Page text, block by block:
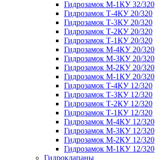
Гидрозамок М-1КУ 32/320
Гидрозамок Т-4КУ 20/320
Гидрозамок Т-3КУ 20/320
Гидрозамок Т-2КУ 20/320
Гидрозамок Т-1КУ 20/320
Гидрозамок М-4КУ 20/320
Гидрозамок М-3КУ 20/320
Гидрозамок М-2КУ 20/320
Гидрозамок М-1КУ 20/320
Гидрозамок Т-4КУ 12/320
Гидрозамок Т-3КУ 12/320
Гидрозамок Т-2КУ 12/320
Гидрозамок Т-1КУ 12/320
Гидрозамок М-4КУ 12/320
Гидрозамок М-3КУ 12/320
Гидрозамок М-2КУ 12/320
Гидрозамок М-1КУ 12/320
Гидроклапаны